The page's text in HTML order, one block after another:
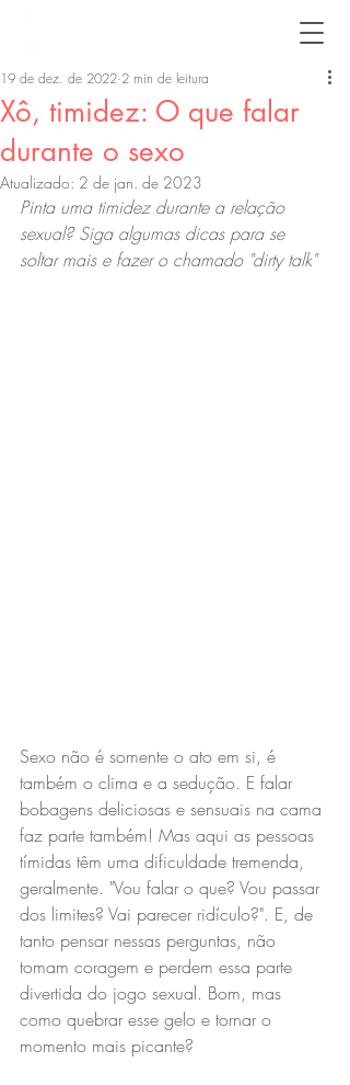
Xô, timidez: O que falar
durante o sexo
19 de dez. de 2022 2 min de leitura
Atualizado: 2 de jan. de 2023
Pinta uma timidez durante a relação
sexual? Siga algumas dicas para se
soltar mais e fazer o chamado "dirty talk"
Sexo não é somente o ato em si, é
também o clima e a sedução. E falar
bobagens deliciosas e sensuais na cama
faz parte também! Mas aqui as pessoas
tímidas têm uma dificuldade tremenda,
geralmente. "Vou falar o que? Vou passar
dos limites? Vai parecer ridículo?". E, de
tanto pensar nessas perguntas, não
tomam coragem e perdem essa parte
divertida do jogo sexual. Bom, mas
como quebrar esse gelo e tornar o
momento mais picante?